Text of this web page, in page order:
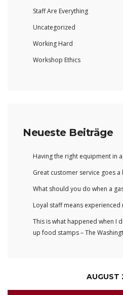
Staff Are Everything
Uncategorized
Working Hard
Workshop Ethics
Neueste Beiträge
Having the right equipment in
Great customer service goes a
What should you do when a
Loyal staff means experienced
This is what happened when I
up food stamps – The
AUGUST